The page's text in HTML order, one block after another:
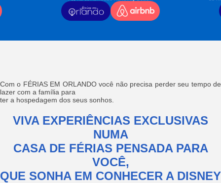
Com o FÉRIAS EM ORLANDO você não precisa perder seu tempo de
lazer com a família para
ter a hospedagem dos seus sonhos.
VIVA EXPERIÊNCIAS EXCLUSIVAS
NUMA
CASA DE FÉRIAS PENSADA PARA
VOCÊ,
QUE SONHA EM CONHECER A DISNEY